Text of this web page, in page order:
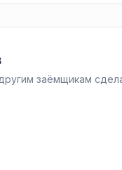
заёмщикам